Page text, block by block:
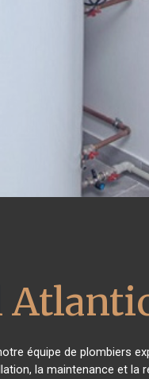
équipe de plombiers
la maintenance et la